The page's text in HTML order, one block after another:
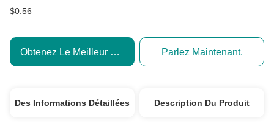
$0.56
Obtenez Le Meilleur Prix Parlez Maintenant.
Des Informations Détaillées Description Du Produit